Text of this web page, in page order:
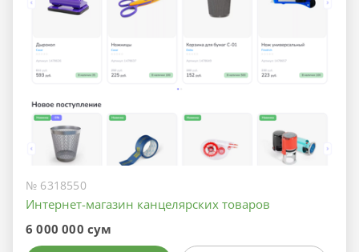
№ 6318550
Интернет-магазин канцелярских товаров
6 000 000 сум